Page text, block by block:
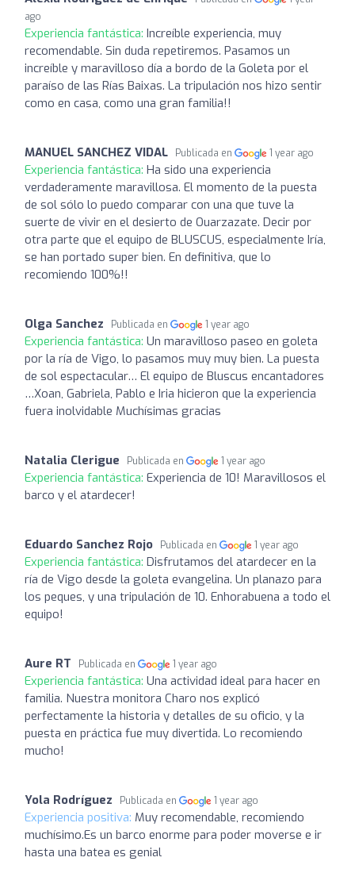
ago
Experiencia fantástica: Increíble experiencia, muy
recomendable. Sin duda repetiremos. Pasamos un
increíble y maravilloso día a bordo de la Goleta por el
paraíso de las Rías Baixas. La tripulación nos hizo sentir
como en casa, como una gran familia!!
MANUEL SANCHEZ VIDAL Publicada en 1 year ago
Experiencia fantástica: Ha sido una experiencia
verdaderamente maravillosa. El momento de la puesta
de sol sólo lo puedo comparar con una que tuve la
suerte de vivir en el desierto de Ouarzazate. Decir por
otra parte que el equipo de BLUSCUS, especialmente Iría,
se han portado super bien. En definitiva, que lo
recomiendo 100%!!
Olga Sanchez Publicada en 1 year ago
Experiencia fantástica: Un maravilloso paseo en goleta
por la ría de Vigo, lo pasamos muy muy bien. La puesta
de sol espectacular… El equipo de Bluscus encantadores
…Xoan, Gabriela, Pablo e Iria hicieron que la experiencia
fuera inolvidable Muchísimas gracias
Natalia Clerigue Publicada en 1 year ago
Experiencia fantástica: Experiencia de 10! Maravillosos el
barco y el atardecer!
Eduardo Sanchez Rojo Publicada en 1 year ago
Experiencia fantástica: Disfrutamos del atardecer en la
ría de Vigo desde la goleta evangelina. Un planazo para
los peques, y una tripulación de 10. Enhorabuena a todo el
equipo!
Aure RT Publicada en 1 year ago
Experiencia fantástica: Una actividad ideal para hacer en
familia. Nuestra monitora Charo nos explicó
perfectamente la historia y detalles de su oficio, y la
puesta en práctica fue muy divertida. Lo recomiendo
mucho!
Yola Rodríguez Publicada en 1 year ago
Experiencia positiva: Muy recomendable, recomiendo
muchísimo.Es un barco enorme para poder moverse e ir
hasta una batea es genial